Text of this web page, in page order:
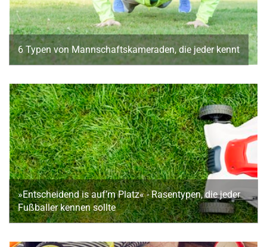
6 Typen von Mannschaftskameraden, die jeder kennt
»Entscheidend is auf’m Platz« - Rasentypen, die jeder
Fußballer kennen sollte